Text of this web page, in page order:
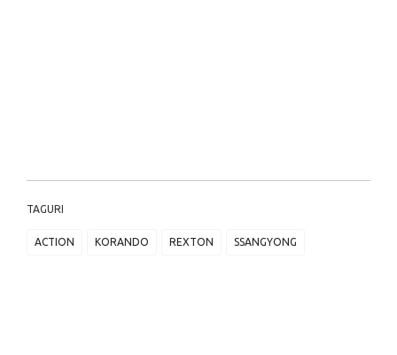
TAGURI
ACTION KORANDO REXTON SSANGYONG